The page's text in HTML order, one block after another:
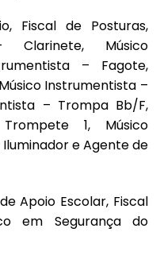
Fiscal de Posturas,
Clarinete, Músico
– Fagote,
Instrumentista –
– Trompa Bb/F,
1, Músico
e Agente de
Apoio Escolar, Fiscal
em Segurança do